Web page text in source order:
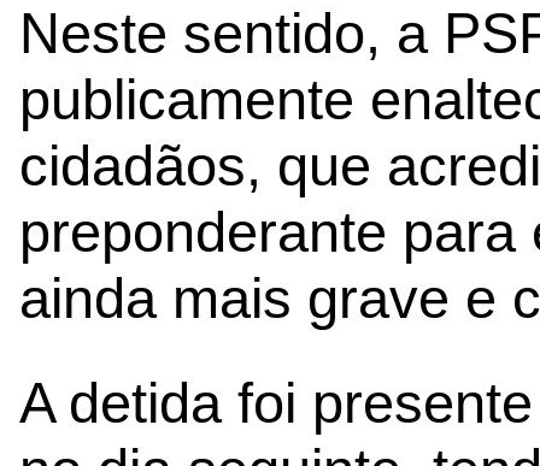
Neste sentido, a
publicamente
cidadãos, que
preponderante
ainda mais grave e
A detida foi